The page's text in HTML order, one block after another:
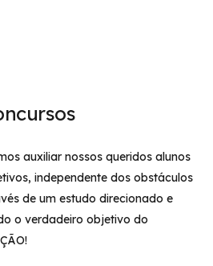
auxiliar nossos queridos alunos
independente dos obstáculos
de um estudo direcionado e
o verdadeiro objetivo do